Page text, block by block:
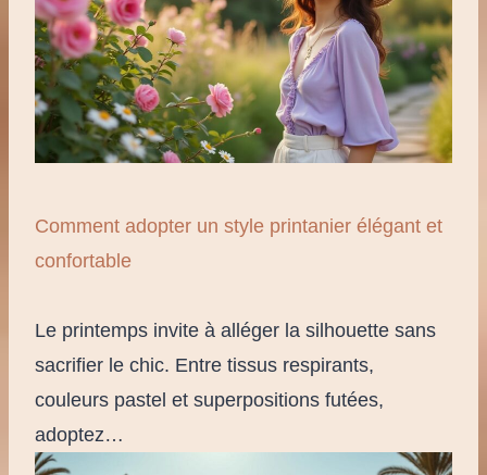
Comment adopter un style printanier élégant et
confortable
Le printemps invite à alléger la silhouette sans
sacrifier le chic. Entre tissus respirants,
couleurs pastel et superpositions futées,
adoptez…